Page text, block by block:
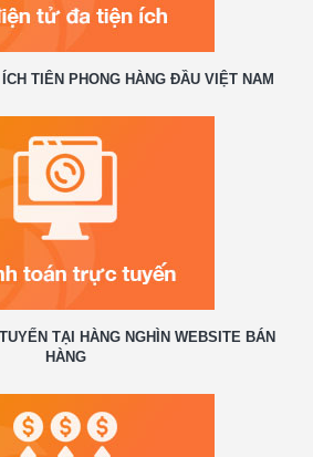
TIÊN PHONG HÀNG ĐẦU VIỆT NAM
TẠI HÀNG NGHÌN WEBSITE BÁN
HÀNG